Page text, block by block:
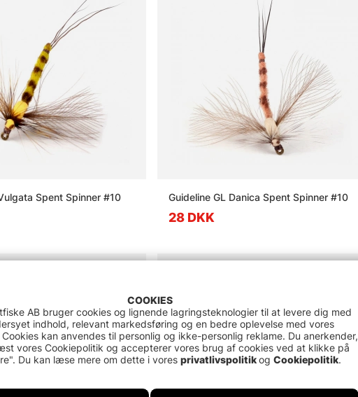
Spent Spinner #10 Guideline GL Danica Spent Spinner #10
28 DKK
COOKIES
AB bruger cookies og lignende lagringsteknologier til at levere dig med
indhold, relevant markedsføring og en bedre oplevelse med vores
Cookies kan anvendes til personlig og ikke-personlig reklame. Du anerkender,
vores Cookiepolitik og accepterer vores brug af cookies ved at klikke på
Du kan læse mere om dette i vores privatlivspolitikog Cookiepolitik.